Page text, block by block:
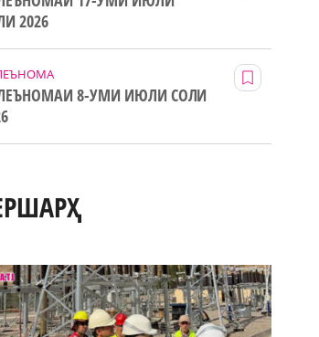
2026
8-УМИ ИЮЛИ СОЛИ